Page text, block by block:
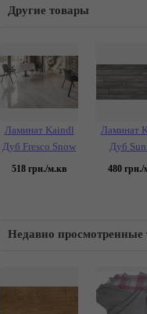
Другие товары
Ламинат Kaindl
Дуб Fresco Snow
518 грн./м.кв
Ламинат
Дуб
480 грн./
Недавно просмотренные